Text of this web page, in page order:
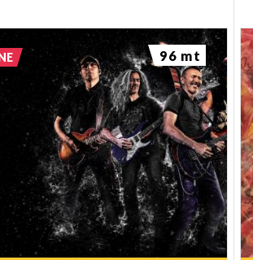
96 mt